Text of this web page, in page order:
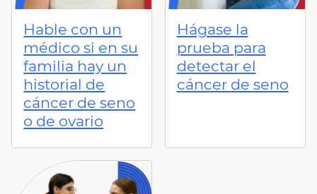
Hable con un
médico si en su
familia hay un
historial de
cáncer de seno
o de ovario
Hágase la
prueba para
detectar el
cáncer de seno